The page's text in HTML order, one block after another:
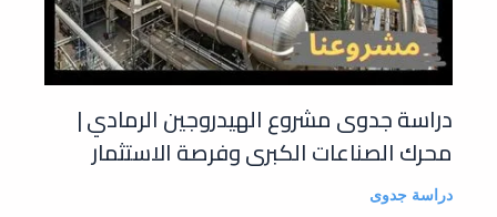
دراسة جدوى مشروع الهيدروجين الرمادي |
محرك الصناعات الكبرى وفرصة الاستثمار
دراسة جدوى